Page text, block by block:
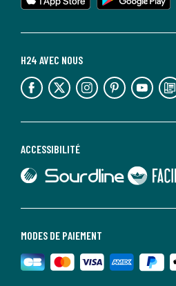
MODES DE PAIEMENT
ACCESSIBILITÉ
lien vers Sourdline
lien vers Faciliti
H24 AVEC NOUS
lien vers l'espace réseaux sociaux lien vers l'espace réseaux sociaux lien vers l'espace réseaux sociaux lien vers l'espace réseaux sociaux lien vers l'espace réseaux sociaux lien vers le